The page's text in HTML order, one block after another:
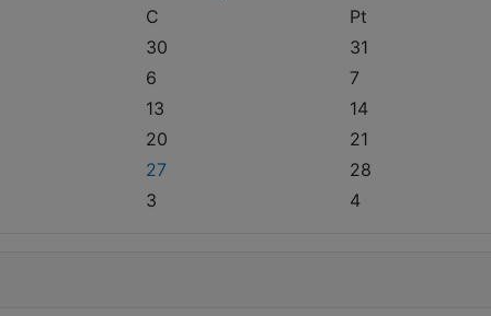
C
Pt
30
31
6
7
13
14
20
21
27
28
3 4